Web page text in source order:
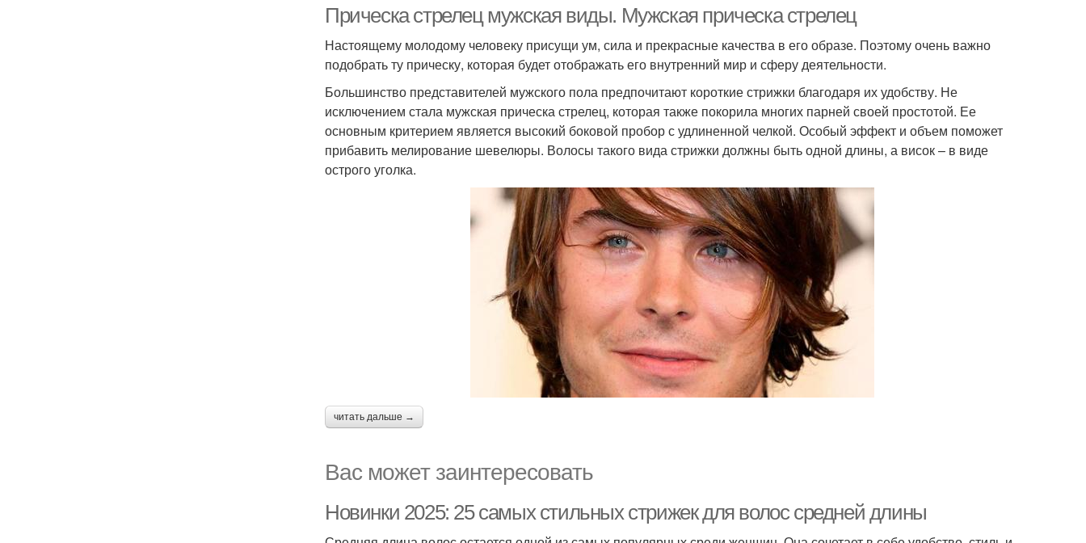
Прическа стрелец мужская виды. Мужская прическа стрелец
Настоящему молодому человеку присущи ум, сила и прекрасные качества в его образе. Поэтому очень важно
подобрать ту прическу, которая будет отображать его внутренний мир и сферу деятельности.
Большинство представителей мужского пола предпочитают короткие стрижки благодаря их удобству. Не
исключением стала мужская прическа стрелец, которая также покорила многих парней своей простотой. Ее
основным критерием является высокий боковой пробор с удлиненной челкой. Особый эффект и объем поможет
прибавить мелирование шевелюры. Волосы такого вида стрижки должны быть одной длины, а висок – в виде
острого уголка.
читать дальше →
Вас может заинтересовать
Новинки 2025: 25 самых стильных стрижек для волос средней длины